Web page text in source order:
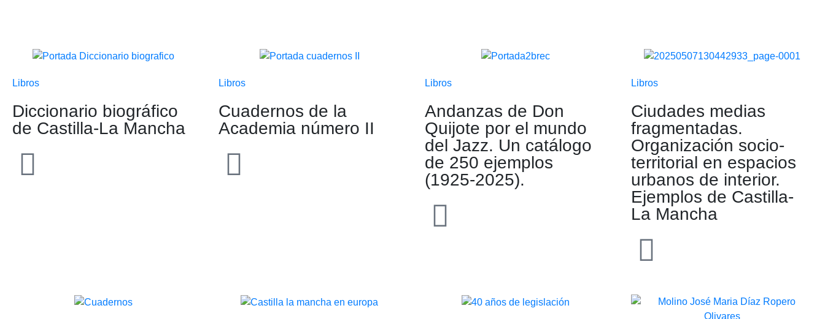
Libros
Diccionario biográfico
de Castilla-La Mancha
Libros
Cuadernos de la
Academia número II
Libros
Andanzas de Don
Quijote por el mundo
del Jazz. Un catálogo
de 250 ejemplos
(1925-2025).
Libros
Ciudades medias
fragmentadas.
Organización socio-
territorial en espacios
urbanos de interior.
Ejemplos de Castilla-
La Mancha